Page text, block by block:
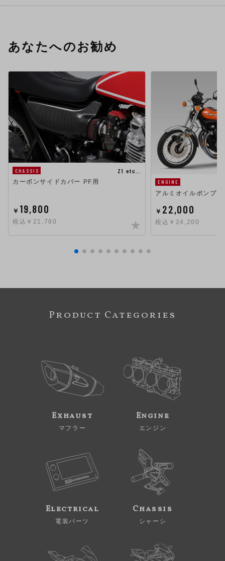
あなたへのお勧め
CHASSIS
Z1 etc…
カーボンサイドカバー PF用
￥ 19,800
税込￥21,780
ENGINE
アルミオイルポンプカ
￥ 22,000
税込￥24,200
Product Categories
Exhaust
マフラー
Engine
エンジン
Electrical
電装パーツ
Chassis
シャーシ